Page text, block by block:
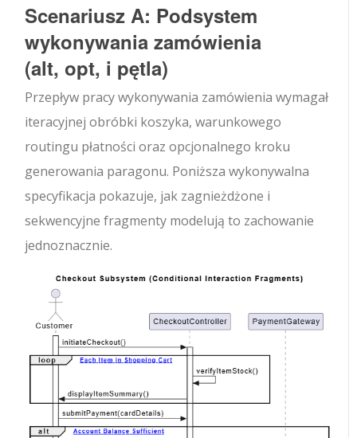
Scenariusz A: Podsystem
wykonywania zamówienia
(alt,opt, i pętla)
Przepływ pracy wykonywania zamówienia wymagał
iteracyjnej obróbki koszyka, warunkowego
routingu płatności oraz opcjonalnego kroku
generowania paragonu. Poniższa wykonywalna
specyfikacja pokazuje, jak zagnieżdżone i
sekwencyjne fragmenty modelują to zachowanie
jednoznacznie.